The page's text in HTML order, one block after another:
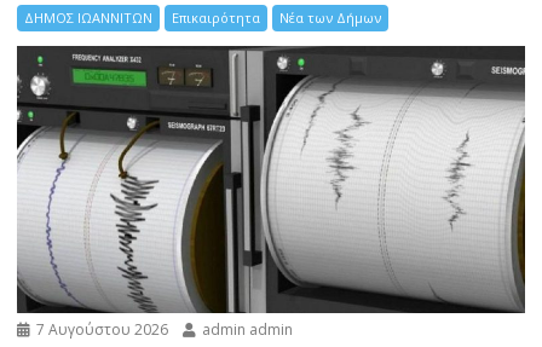
ΔΗΜΟΣ ΙΩΑΝΝΙΤΩΝ Επικαιρότητα Νέα των Δήμων
7 Αυγούστου 2026 admin admin